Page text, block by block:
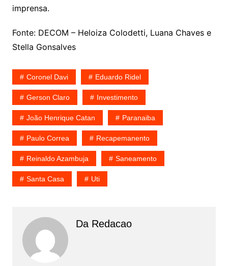
imprensa.
Fonte: DECOM – Heloiza Colodetti, Luana Chaves e
Stella Gonsalves
Coronel Davi Eduardo Ridel
Gerson Claro Investimento
João Henrique Catan Paranaiba
Paulo Correa Recapemanento
Reinaldo Azambuja Saneamento
Santa Casa Uti
Da Redacao